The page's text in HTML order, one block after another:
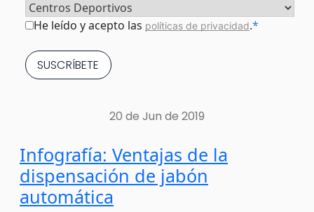
Sector*
Consentimiento*
He leído y acepto las políticas de privacidad.*
20 de Jun de 2019
Infografía: Ventajas de la
dispensación de jabón
automática